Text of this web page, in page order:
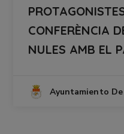
CONFERÈNCIA
NULES AMB EL
Ayuntamiento